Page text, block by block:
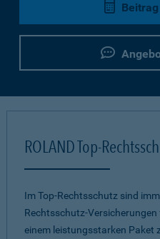
ROLAND Top-
Im Top-Rechtsschutz sind
Rechtsschutz-
einem leistungsstarken Paket